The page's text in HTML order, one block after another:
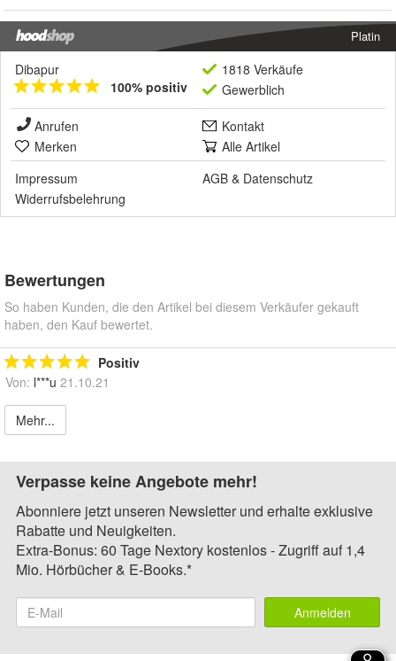
Platin
Dibapur
100% positiv
1818 Verkäufe
Gewerblich
Anrufen
Kontakt
Merken
Alle Artikel
Impressum
AGB & Datenschutz
Widerrufsbelehrung
Bewertungen
So haben Kunden, die den Artikel bei diesem Verkäufer gekauft
haben, den Kauf bewertet.
Positiv
Von: l***u 21.10.21
Mehr...
Verpasse keine Angebote mehr!
Abonniere jetzt unseren Newsletter und erhalte exklusive
Rabatte und Neuigkeiten.
Extra-Bonus: 60 Tage Nextory kostenlos - Zugriff auf 1,4
Mio. Hörbücher & E-Books.*
Anmelden